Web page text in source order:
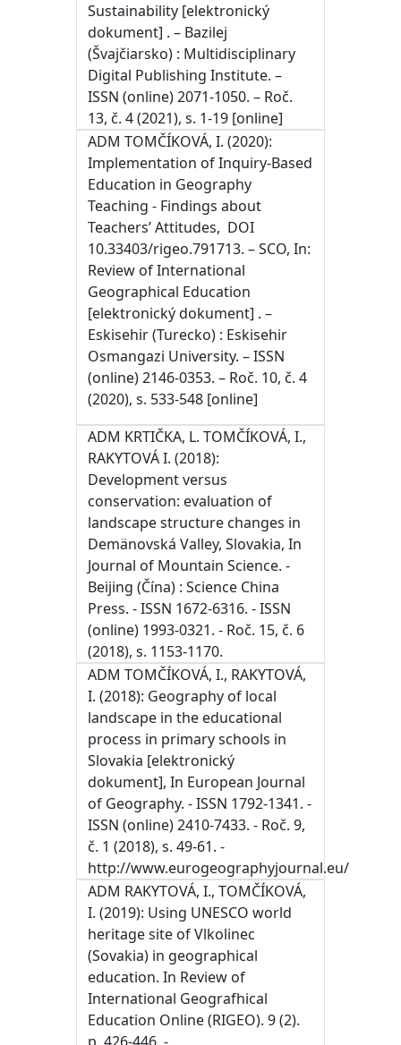
Sustainability [elektronický
dokument] . – Bazilej
(Švajčiarsko) : Multidisciplinary
Digital Publishing Institute. –
ISSN (online) 2071-1050. – Roč.
13, č. 4 (2021), s. 1-19 [online]
ADM TOMČÍKOVÁ, I. (2020):
Implementation of Inquiry-Based
Education in Geography
Teaching - Findings about
Teachers’ Attitudes, DOI
10.33403/rigeo.791713. – SCO, In:
Review of International
Geographical Education
[elektronický dokument] . –
Eskisehir (Turecko) : Eskisehir
Osmangazi University. – ISSN
(online) 2146-0353. – Roč. 10, č. 4
(2020), s. 533-548 [online]
ADM KRTIČKA, L. TOMČÍKOVÁ, I.,
RAKYTOVÁ I. (2018):
Development versus
conservation: evaluation of
landscape structure changes in
Demänovská Valley, Slovakia, In
Journal of Mountain Science. -
Beijing (Čína) : Science China
Press. - ISSN 1672-6316. - ISSN
(online) 1993-0321. - Roč. 15, č. 6
(2018), s. 1153-1170.
ADM TOMČÍKOVÁ, I., RAKYTOVÁ,
I. (2018): Geography of local
landscape in the educational
process in primary schools in
Slovakia [elektronický
dokument], In European Journal
of Geography. - ISSN 1792-1341. -
ISSN (online) 2410-7433. - Roč. 9,
č. 1 (2018), s. 49-61. -
http://www.eurogeographyjournal.eu/
ADM RAKYTOVÁ, I., TOMČÍKOVÁ,
I. (2019): Using UNESCO world
heritage site of Vlkolinec
(Sovakia) in geographical
education. In Review of
International Geografhical
Education Online (RIGEO). 9 (2).